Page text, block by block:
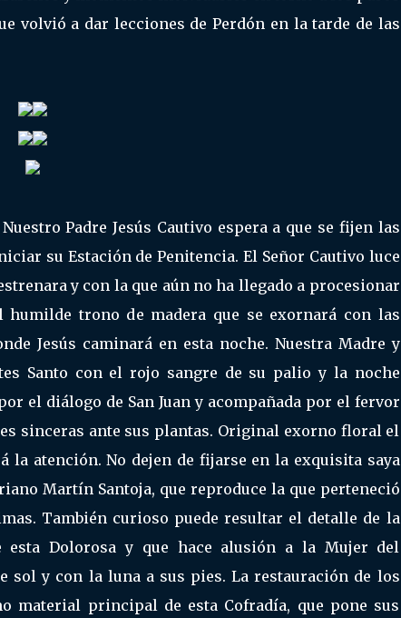
volvió a dar lecciones de Perdón en la tarde de las
Padre Jesús Cautivo espera a que se fijen las
su Estación de Penitencia. El Señor Cautivo luce
y con la que aún no ha llegado a procesionar
trono de madera que se exornará con las
Jesús caminará en esta noche. Nuestra Madre y
Santo con el rojo sangre de su palio y la noche
el diálogo de San Juan y acompañada por el fervor
sinceras ante sus plantas. Original exorno floral el
la atención. No dejen de fijarse en la exquisita saya
Martín Santoja, que reproduce la que perteneció
También curioso puede resultar el detalle de la
Dolorosa y que hace alusión a la Mujer del
sol y con la luna a sus pies. La restauración de los
material principal de esta Cofradía, que pone sus